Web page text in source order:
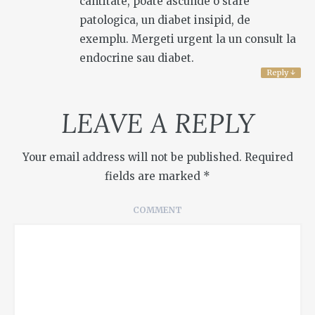
patologica, un diabet insipid, de
exemplu. Mergeti urgent la un consult la
endocrine sau diabet.
Reply↓
LEAVE A REPLY
Your email address will not be published. Required
fields are marked *
COMMENT